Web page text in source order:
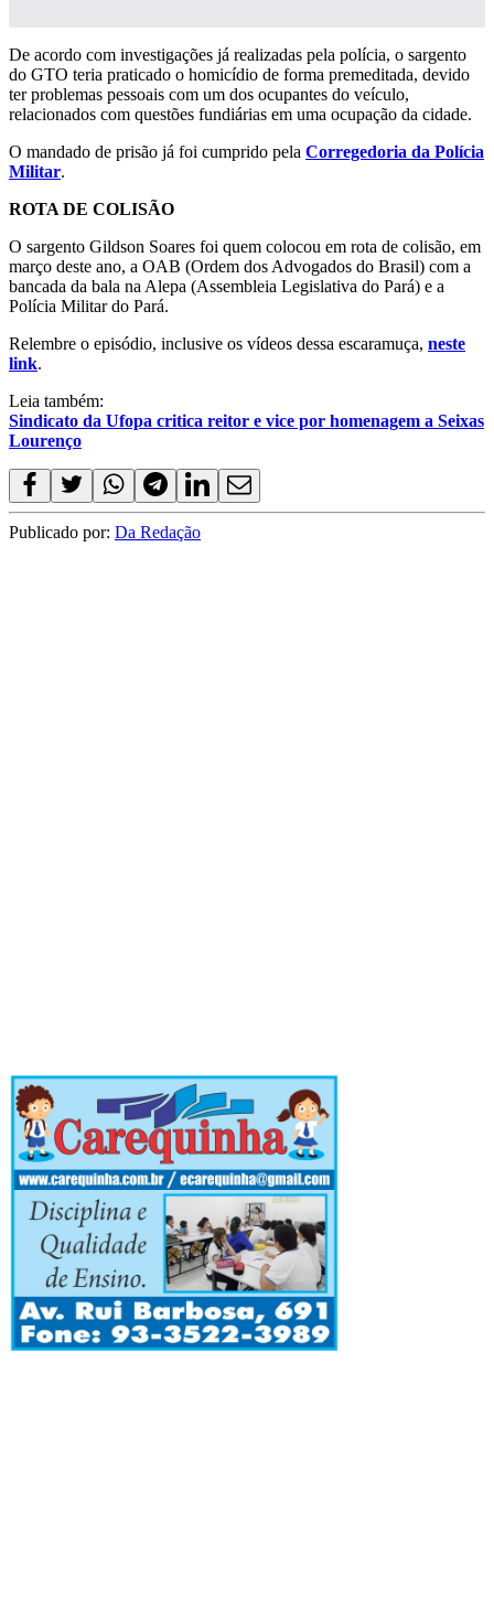
De acordo com investigações já realizadas pela polícia, o sargento
do GTO teria praticado o homicídio de forma premeditada, devido
ter problemas pessoais com um dos ocupantes do veículo,
relacionados com questões fundiárias em uma ocupação da cidade.
O mandado de prisão já foi cumprido pela Corregedoria da Polícia
Militar.
ROTA DE COLISÃO
O sargento Gildson Soares foi quem colocou em rota de colisão, em
março deste ano, a OAB (Ordem dos Advogados do Brasil) com a
bancada da bala na Alepa (Assembleia Legislativa do Pará) e a
Polícia Militar do Pará.
Relembre o episódio, inclusive os vídeos dessa escaramuça, neste
link.
Leia também:
Sindicato da Ufopa critica reitor e vice por homenagem a Seixas
Lourenço
Publicado por: Da Redação